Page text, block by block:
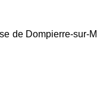
de Dompierre-sur-